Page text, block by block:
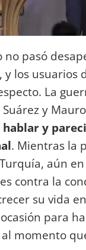
no pasó
y los usuarios
La
y
y
. Mientras la
aún
contra la
su vida
para
momento